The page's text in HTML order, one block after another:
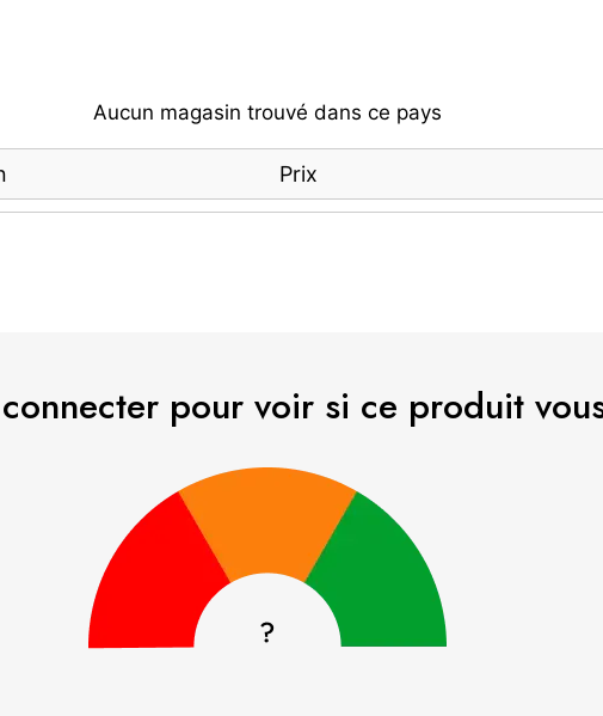
Aucun magasin trouvé dans ce pays
Prix
pour voir si ce produit